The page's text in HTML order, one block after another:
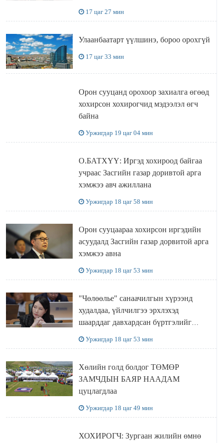
17 цаг 27 мин
Улаанбаатарт үүлшинэ, бороо орохгүй
17 цаг 33 мин
Орон сууцанд орохоор захиалга өгөөд
хохирсон хохирогчид мэдээлэл өгч
байна
Уржигдар 19 цаг 04 мин
О.БАТХҮҮ: Иргэд хохироод байгаа
учраас Засгийн газар доривтой арга
хэмжээ авч ажиллана
Уржигдар 18 цаг 58 мин
Орон сууцаараа хохирсон иргэдийн
асуудалд Засгийн газар дорвитой арга
хэмжээ авна
Уржигдар 18 цаг 53 мин
"Чөлөөлье" санаачилгын хүрээнд
худалдаа, үйлчилгээ эрхлэхэд
шаарддаг давхардсан бүртгэлийг
Уржигдар 18 цаг 53 мин
Хөлийн голд болдог ТӨМӨР
ЗАМЧДЫН БАЯР НААДАМ
цуцлагдлаа
Уржигдар 18 цаг 49 мин
ХОХИРОГЧ: Зургаан жилийн өмнө